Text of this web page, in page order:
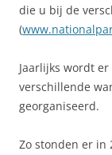
die u bij de
(
Jaarlijks wordt er
verschillende
georganiseerd.
Zo stonden er in